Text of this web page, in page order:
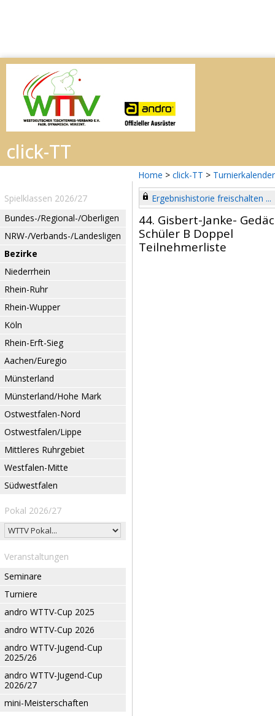
Home > click-TT > Turnierkalender
Spielklassen 2026/27
Bundes-/Regional-/Oberligen
NRW-/Verbands-/Landesligen
Bezirke
Niederrhein
Rhein-Ruhr
Rhein-Wupper
Köln
Rhein-Erft-Sieg
Aachen/Euregio
Münsterland
Münsterland/Hohe Mark
Ostwestfalen-Nord
Ostwestfalen/Lippe
Mittleres Ruhrgebiet
Westfalen-Mitte
Südwestfalen
Pokal 2026/27
Veranstaltungen
Seminare
Turniere
andro WTTV-Cup 2025
andro WTTV-Cup 2026
andro WTTV-Jugend-Cup
2025/26
andro WTTV-Jugend-Cup
2026/27
mini-Meisterschaften
Ergebnishistorie freischalten ...
44. Gisbert-Janke-
Schüler B Doppel
Teilnehmerliste